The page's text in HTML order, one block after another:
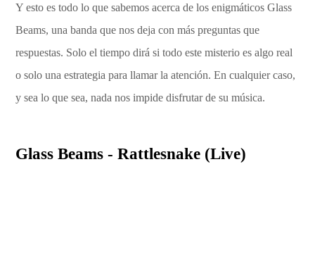
Y esto es todo lo que sabemos acerca de los enigmáticos Glass
Beams, una banda que nos deja con más preguntas que
respuestas. Solo el tiempo dirá si todo este misterio es algo real
o solo una estrategia para llamar la atención. En cualquier caso,
y sea lo que sea, nada nos impide disfrutar de su música.
Glass Beams - Rattlesnake (Live)